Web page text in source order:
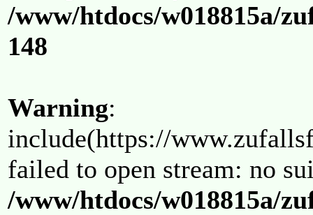
/www/htdocs/w018815a/
148
Warning:
include(https://
failed to open stream: no
/www/htdocs/w018815a/